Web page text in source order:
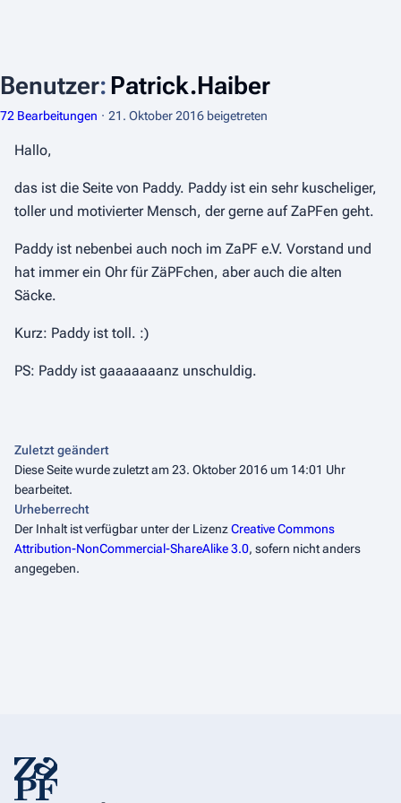
Benutzer: Patrick.Haiber
72 Bearbeitungen 21. Oktober 2016 beigetreten
Hallo,
das ist die Seite von Paddy. Paddy ist ein sehr kuscheliger,
toller und motivierter Mensch, der gerne auf ZaPFen geht.
Paddy ist nebenbei auch noch im ZaPF e.V. Vorstand und
hat immer ein Ohr für ZäPFchen, aber auch die alten
Säcke.
Kurz: Paddy ist toll. :)
PS: Paddy ist gaaaaaaanz unschuldig.
Zuletzt geändert
Diese Seite wurde zuletzt am 23. Oktober 2016 um 14:01 Uhr
bearbeitet.
Urheberrecht
Der Inhalt ist verfügbar unter der LizenzCreative Commons
Attribution-NonCommercial-ShareAlike 3.0, sofern nicht anders
angegeben.